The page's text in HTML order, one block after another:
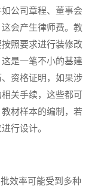
公司章程、董事会
会产生律师费。教
照要求进行装修改
是一笔不小的基建
资格证明，如果涉
关手续，这些都可
材样本的编制，若
行设计。
效率可能受到多种